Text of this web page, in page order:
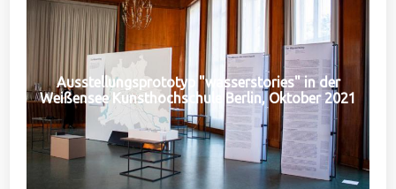
Ausstellungsprototyp "wasserstories" in der
Weißensee Kunsthochschule Berlin, Oktober 2021